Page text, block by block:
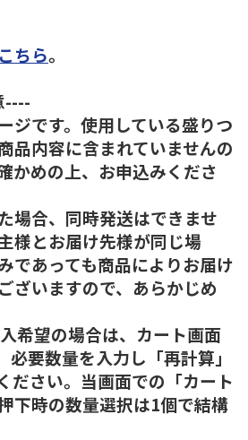
こちら。
----
ジです。使用している盛りつ
品内容に含まれていませんの
かめの上、お申込みくださ
場合、同時発送はできませ
様とお届け先様が同じ場
であっても商品によりお届け
ざいますので、あらかじめ
希望の場合は、カート画面
要数量を入力し「再計算」
ださい。当画面での「カート
下時の数量選択は1個で結構